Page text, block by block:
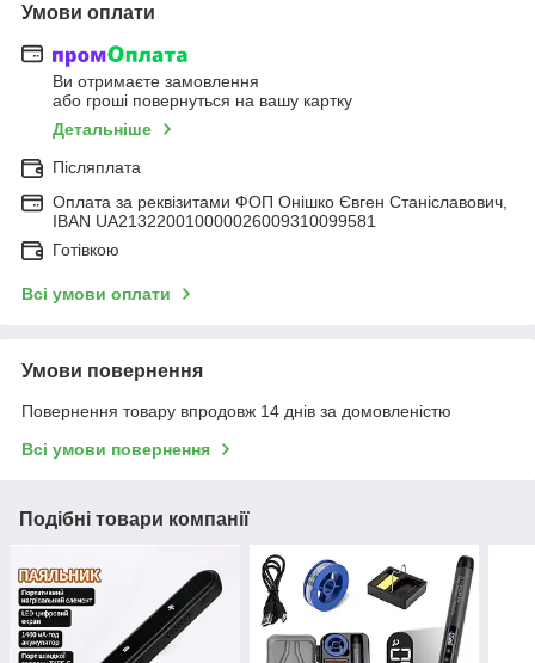
Умови оплати
Ви отримаєте замовлення
або гроші повернуться на вашу картку
Детальніше
Післяплата
Оплата за реквізитами ФОП Онішко Євген Станіславович,
IBAN UA213220010000026009310099581
Готівкою
Всі умови оплати
Умови повернення
Повернення товару впродовж 14 днів за домовленістю
Всі умови повернення
Подібні товари компанії